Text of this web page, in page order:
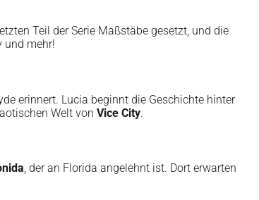
Teil der Serie Maßstäbe gesetzt, und die
und mehr!
erinnert. Lucia beginnt die Geschichte hinter
Welt von Vice City.
, der an Florida angelehnt ist. Dort erwarten